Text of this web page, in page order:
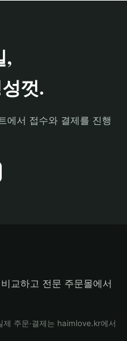
,
껏.
에서 접수와 결제를 진행
교하고 전문 주문몰에서
주문·결제는 haimlove.kr에서